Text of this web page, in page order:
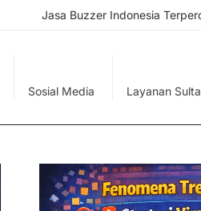
Jasa Buzzer Indonesia
Sosial Media Layanan